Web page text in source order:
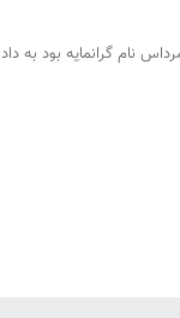
نام گرانمایه بود به